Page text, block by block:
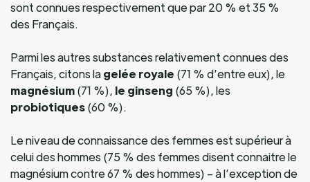
sont connues respectivement que par 20 % et 35 %
des Français.
Parmi les autres substances relativement connues des
Français, citons lagelée royale (71 % d’entre eux), le
magnésium(71 %), le ginseng (65 %), les
probiotiques(60 %).
Le niveau de connaissance des femmes est supérieur à
celui des hommes (75 % des femmes disent connaitre le
magnésium contre 67 % des hommes) – à l’exception de